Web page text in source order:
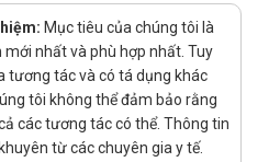
của Healthy Life
tố nữ, giảm các triệu chứng bốc
Mục tiêu của chúng tôi là
nhất và phù hợp nhất. Tuy
tương tác và có tá dụng khác
tôi không thể đảm bảo rằng
các tương tác có thể. Thông tin
từ các chuyên gia y tế.